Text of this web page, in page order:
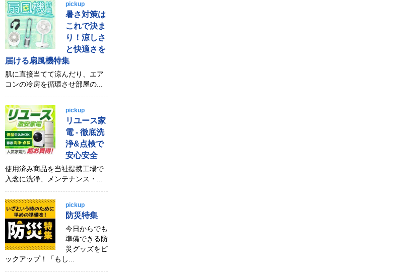
pickup
暑さ対策は
これで決ま
り！涼しさ
と快適さを
届ける扇風機特集
肌に直接当てて涼んだり、エア
コンの冷房を循環させ部屋の...
pickup
リユース家
電 - 徹底洗
浄&点検で
安心安全
使用済み商品を当社提携工場で
入念に洗浄、メンテナンス・...
pickup
防災特集
今日からでも
準備できる防
災グッズをピ
ックアップ！「もし...